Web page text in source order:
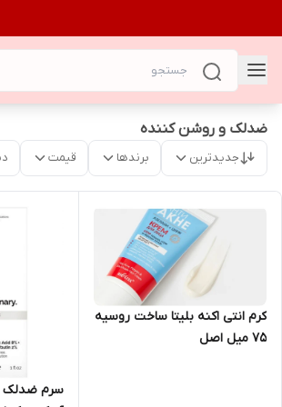
ضدلک و روشن کننده
جدیدترین برندها قیمت
کرم انتی اکنه بلیتا ساخت روسیه
۷۵ میل اصل
سرم ضدلک